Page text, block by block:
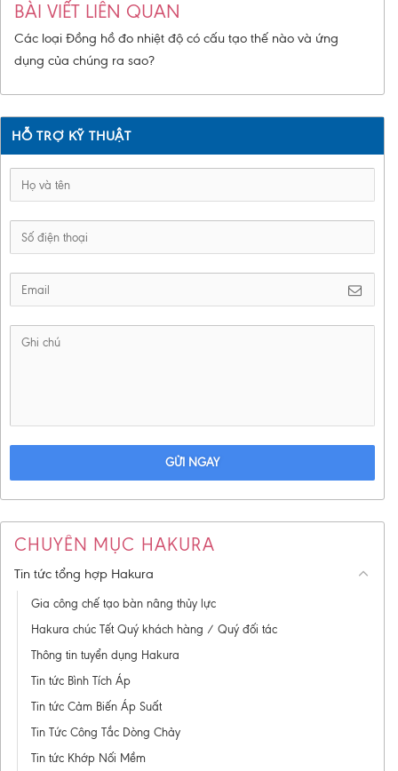
BÀI VIẾT LIÊN QUAN
Các loại Đồng hồ đo nhiệt độ có cấu tạo thế nào và ứng
dụng của chúng ra sao?
HỖ TRỢ KỸ THUẬT
GỬI NGAY
CHUYÊN MỤC HAKURA
Tin tức tổng hợp Hakura
Gia công chế tạo bàn nâng thủy lực
Hakura chúc Tết Quý khách hàng / Quý đối tác
Thông tin tuyển dụng Hakura
Tin tức Bình Tích Áp
Tin tức Cảm Biến Áp Suất
Tin Tức Công Tắc Dòng Chảy
Tin tức Khớp Nối Mềm